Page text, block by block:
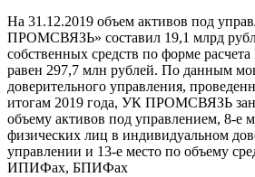
На 31.12.2019 объем активов под
ПРОМСВЯЗЬ» составил 19,1 млрд
собственных средств по форме
равен 297,7 млн рублей. По данным
доверительного управления,
итогам 2019 года, УК ПРОМСВЯЗЬ
объему активов под управлением, 8-е
физических лиц в индивидуальном
управлении и 13-е место по объему
ИПИФах, БПИФах